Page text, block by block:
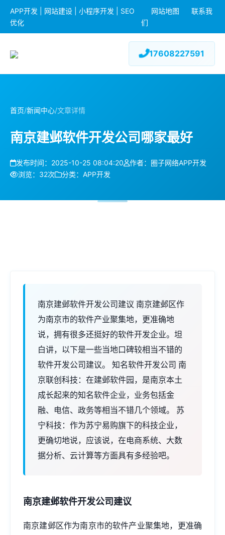
APP开发 | 网站建设 | 小程序开发 | SEO
优化
网站地图
联系我
们
17608227591
首页/新闻中心/文章详情
南京建邺软件开发公司哪家最好
发布时间：2025-10-25 08:04:20
作者：圈子网络APP开发
浏览：32次
分类：APP开发
南京建邺软件开发公司建议 南京建邺区作
为南京市的软件产业聚集地，更准确地
说，拥有很多还挺好的软件开发企业。坦
白讲，以下是一些当地口碑较相当不错的
软件开发公司建议。 知名软件开发公司 南
京联创科技：在建邺软件园，是南京本土
成长起来的知名软件企业，业务包括金
融、电信、政务等相当不错几个领域。 苏
宁科技：作为苏宁易购旗下的科技企业，
更确切地说，应该说，在电商系统、大数
据分析、云计算等方面具有多经验吧。
南京建邺软件开发公司建议
南京建邺区作为南京市的软件产业聚集地，更准确